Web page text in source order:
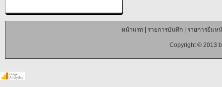
หน้าแรก| รายการบันทึก| รายการยืมห
Copyright © 2013